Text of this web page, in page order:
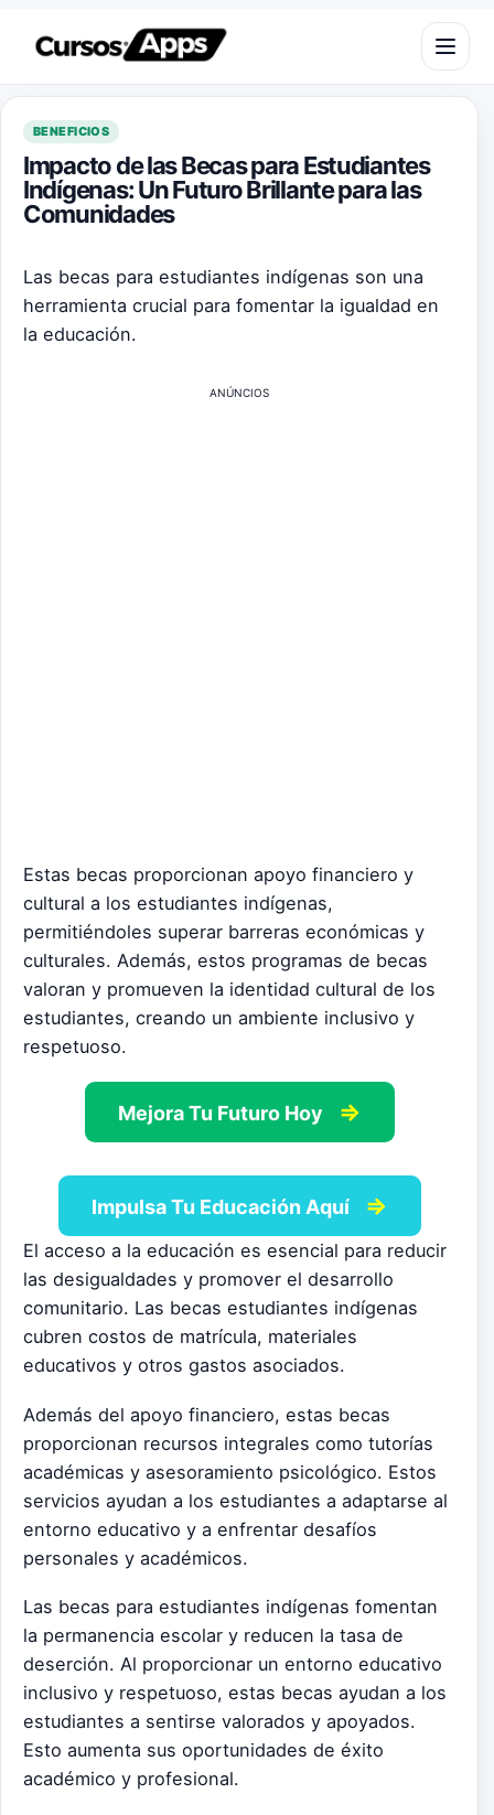
Saltar al contenido
Abrir
BENEFICIOS
Impacto de las Becas para Estudiantes
Indígenas: Un Futuro Brillante para las
Comunidades
Las becas para estudiantes indígenas son una
herramienta crucial para fomentar la igualdad en
la educación.
ANÚNCIOS
Estas becas proporcionan apoyo financiero y
cultural a los estudiantes indígenas,
permitiéndoles superar barreras económicas y
culturales. Además, estos programas de becas
valoran y promueven la identidad cultural de los
estudiantes, creando un ambiente inclusivo y
respetuoso.
Mejora Tu Futuro Hoy ⇒
Impulsa Tu Educación Aquí ⇒
El acceso a la educación es esencial para reducir
las desigualdades y promover el desarrollo
comunitario. Las becas estudiantes indígenas
cubren costos de matrícula, materiales
educativos y otros gastos asociados.
Además del apoyo financiero, estas becas
proporcionan recursos integrales como tutorías
académicas y asesoramiento psicológico. Estos
servicios ayudan a los estudiantes a adaptarse al
entorno educativo y a enfrentar desafíos
personales y académicos.
Las becas para estudiantes indígenas fomentan
la permanencia escolar y reducen la tasa de
deserción. Al proporcionar un entorno educativo
inclusivo y respetuoso, estas becas ayudan a los
estudiantes a sentirse valorados y apoyados.
Esto aumenta sus oportunidades de éxito
académico y profesional.